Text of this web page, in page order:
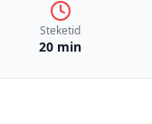
Steketid
20 min